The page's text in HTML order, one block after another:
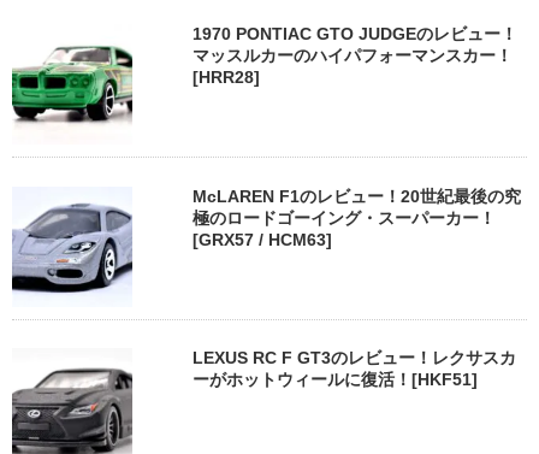
1970 PONTIAC GTO JUDGEのレビュー！
マッスルカーのハイパフォーマンスカー！
[HRR28]
McLAREN F1のレビュー！20世紀最後の究
極のロードゴーイング・スーパーカー！
[GRX57 / HCM63]
LEXUS RC F GT3のレビュー！レクサスカ
ーがホットウィールに復活！[HKF51]